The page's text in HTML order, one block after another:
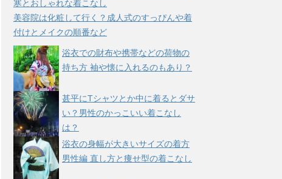
寒とおしゃれな着こなし
美容院は化粧して行く？成人式のすっぴんや着
付けとメイクの順番など
浴衣での財布や携帯などの荷物の
持ち方 袖や懐に入れるのもあり？
甚平にTシャツとか中に着るとダサ
い？男性のかっこいい着こなし
は？
浴衣の身幅が大きいサイズの着方
男性編 直し方と痩せ型の着こなし